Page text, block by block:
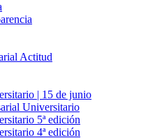
Actitud
| 15 de junio
Universitario
5ª edición
4ª edición